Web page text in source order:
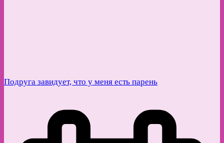
Подруга завидует, что у меня есть парень